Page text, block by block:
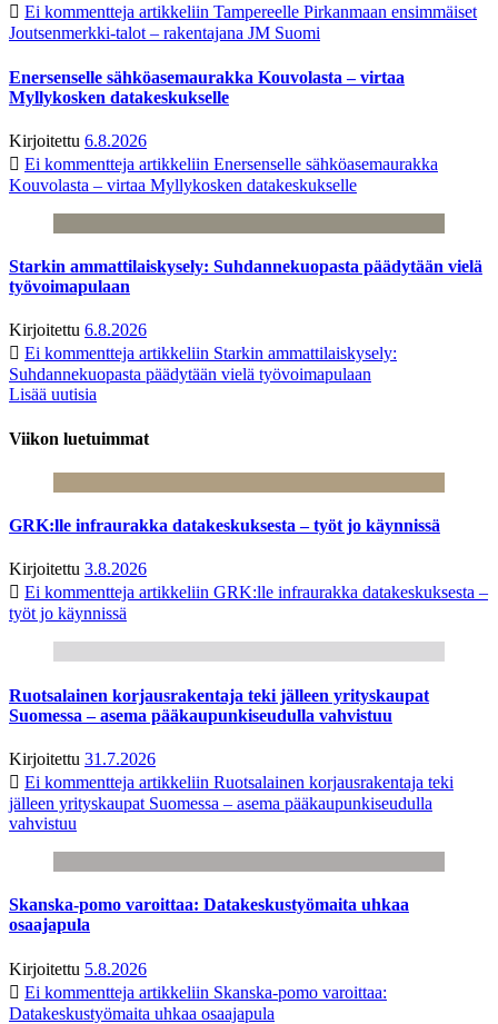
Ei kommentteja artikkeliin Tampereelle Pirkanmaan ensimmäiset
Joutsenmerkki-talot – rakentajana JM Suomi
Enersenselle sähköasemaurakka Kouvolasta – virtaa
Myllykosken datakeskukselle
Kirjoitettu 6.8.2026
Ei kommentteja artikkeliin Enersenselle sähköasemaurakka
Kouvolasta – virtaa Myllykosken datakeskukselle
Starkin ammattilaiskysely: Suhdannekuopasta päädytään vielä
työvoimapulaan
Kirjoitettu 6.8.2026
Ei kommentteja artikkeliin Starkin ammattilaiskysely:
Suhdannekuopasta päädytään vielä työvoimapulaan
Lisää uutisia
Viikon luetuimmat
GRK:lle infraurakka datakeskuksesta – työt jo käynnissä
Kirjoitettu 3.8.2026
Ei kommentteja artikkeliin GRK:lle infraurakka datakeskuksesta –
työt jo käynnissä
Ruotsalainen korjausrakentaja teki jälleen yrityskaupat
Suomessa – asema pääkaupunkiseudulla vahvistuu
Kirjoitettu 31.7.2026
Ei kommentteja artikkeliin Ruotsalainen korjausrakentaja teki
jälleen yrityskaupat Suomessa – asema pääkaupunkiseudulla
vahvistuu
Skanska-pomo varoittaa: Datakeskustyömaita uhkaa
osaajapula
Kirjoitettu 5.8.2026
Ei kommentteja artikkeliin Skanska-pomo varoittaa:
Datakeskustyömaita uhkaa osaajapula